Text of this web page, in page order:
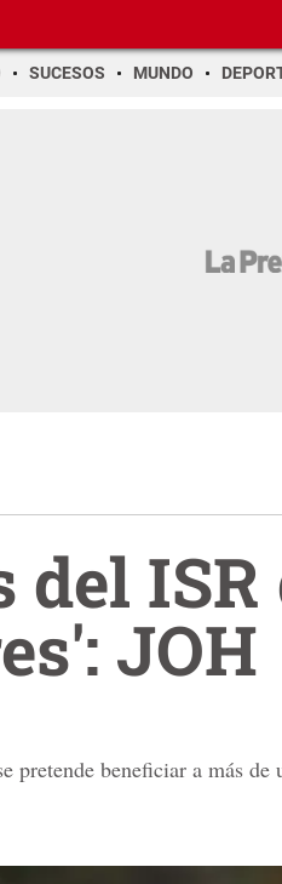
SUCESOS MUNDO
del
JOH
pretende beneficiar a más